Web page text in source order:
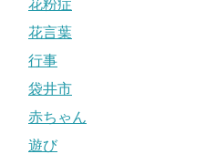
花粉症
花言葉
行事
袋井市
赤ちゃん
遊び